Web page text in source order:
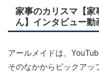
家事のカリスマ【家
ん】インタビュー動
アールメイドは、
そのなかからピックアッ